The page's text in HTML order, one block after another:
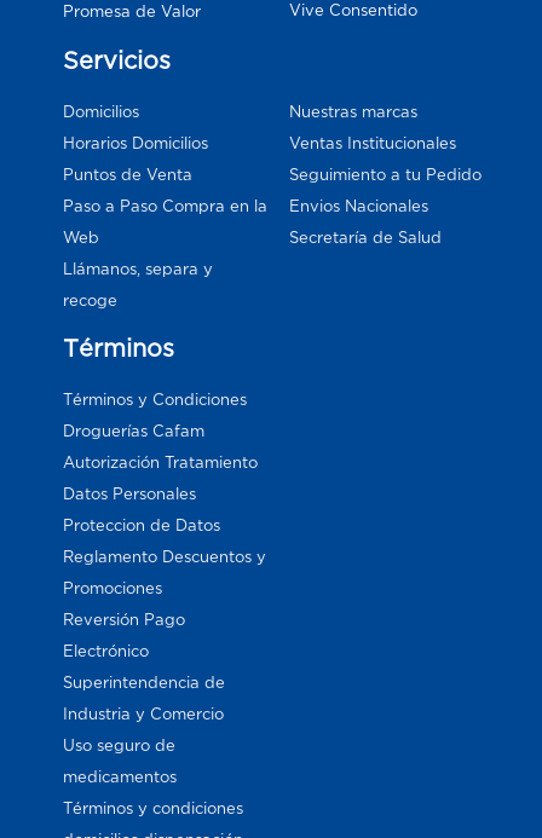
Promesa de Valor
Vive Consentido
Servicios
Domicilios
Horarios Domicilios
Puntos de Venta
Paso a Paso Compra en la
Web
Llámanos, separa y
recoge
Nuestras marcas
Ventas Institucionales
Seguimiento a tu Pedido
Envios Nacionales
Secretaría de Salud
Términos
Términos y Condiciones
Droguerías Cafam
Autorización Tratamiento
Datos Personales
Proteccion de Datos
Reglamento Descuentos y
Promociones
Reversión Pago
Electrónico
Superintendencia de
Industria y Comercio
Uso seguro de
medicamentos
Términos y condiciones